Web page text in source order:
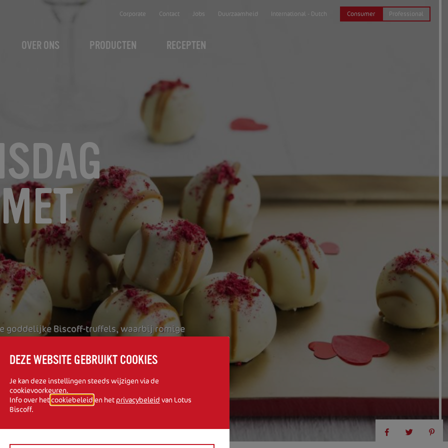
Corporate Contact Jobs Duurzaamheid International - Dutch Consumer Professional
OVER ONS PRODUCTEN RECEPTEN
goddelijke Biscoff-truffels, waarbij romige
pure verwennerij
DEZE WEBSITE GEBRUIKT COOKIES
Je kan deze instellingen steeds wijzigen via de
cookievoorkeuren.
Info over hetcookiebeleid en het privacybeleid van Lotus
Biscoff.